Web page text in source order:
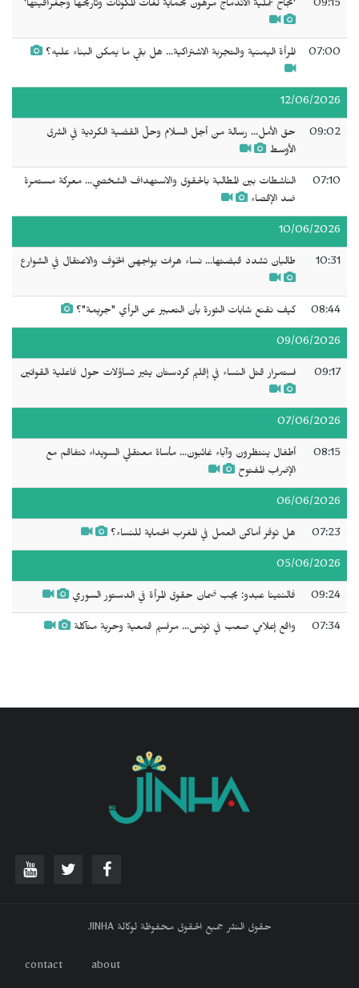
09:15 'نجاح عملية الاندماج مرهون بحماية لغات المكونات وتاريخها وجغرافيتها'
07:00 المرأة اليمنية والتجربة الاشتراكية... هل بقي ما يمكن البناء عليه؟
12/06/2026
09:02
حق الأمل... رسالة من أجل السلام وحلّ القضية الكردية في الشرق
الأوسط
07:10
الناشطات بين المطالبة بالحقوق والاستهداف الشخصي... معركة مستمرة
ضد الإقصاء
10/06/2026
10:31 طالبان تشدد قبضتها... نساء هرات يواجهن الخوف والاعتقال في الشوارع
08:44 كيف نقنع شابات الثورة بأن التعبير عن الرأي "جريمة"؟
09/06/2026
09:17 استمرار قتل النساء في إقليم كردستان يثير تساؤلات حول فاعلية القوانين
07/06/2026
08:15
أطفال ينتظرون وآباء غائبون... مأساة معتقلي السويداء تتفاقم مع
الإضراب المفتوح
06/06/2026
07:23 هل توفر أماكن العمل في المغرب الحماية للنساء؟
05/06/2026
09:24 فالنتينا عبدو: يجب ضمان حقوق المرأة في الدستور السوري
07:34 واقع إعلامي صعب في تونس... مراسيم قمعية وحرية متآكلة
حقوق النشر جميع الحقوق محفوظة لوكالة JINHA
about
contact